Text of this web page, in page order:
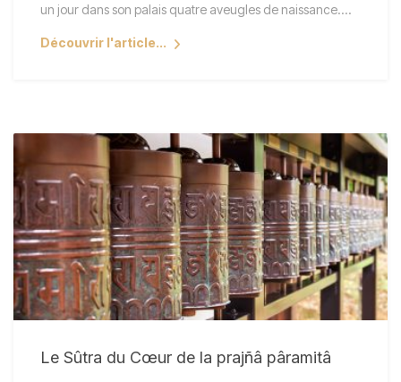
un jour dans son palais quatre aveugles de naissance.…
Découvrir l'article...
Le Sûtra du Cœur de la prajñâ pâramitâ